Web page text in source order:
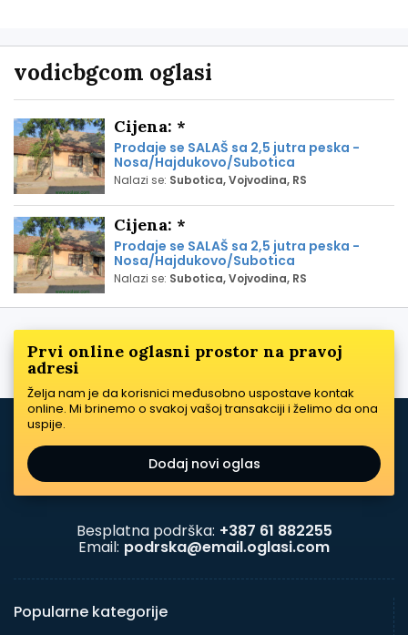
vodicbgcom oglasi
Cijena: *
Prodaje se SALAŠ sa 2,5 jutra peska -
Nosa/Hajdukovo/Subotica
Nalazi se: Subotica, Vojvodina, RS
Cijena: *
Prodaje se SALAŠ sa 2,5 jutra peska -
Nosa/Hajdukovo/Subotica
Nalazi se: Subotica, Vojvodina, RS
Prvi online oglasni prostor na pravoj
adresi
Želja nam je da korisnici međusobno uspostave kontak
online. Mi brinemo o svakoj vašoj transakciji i želimo da ona
uspije.
Dodaj novi oglas
Besplatna podrška: +387 61 882255
Email: podrska@email.oglasi.com
Popularne kategorije